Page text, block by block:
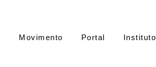
Movimento Portal Instituto